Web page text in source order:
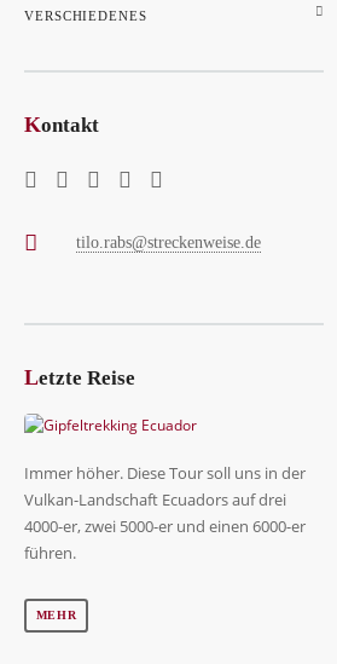
abgeparkt und da Hotel Check-In
war, ging es direkt zur ersten
Innenstadt. Es war noch trübe und
Erasmus-Brücke, aber je später, je
ergaben wir uns dieser
hier: der hufeisen-förmigen
Häusern, den Wolkenkratzern
Anlagen: dem Alten Hafen und der
Laurenskerk. Ein Kubus-Haus
von innen, laut Website sind von
Die Stadt wurde im
zerstört war, danach wurde hier ein
geplant. Es ist keine historisch
nur vereinzelte alte Gebäude
konnten hier ihre ganzen Ideen
moderne Skyline und Infrastruktur
der tiefste bewohnte Punkt der
unter dem Meeresspiegel, die Stadt
permanent mit Pumpen entwässert
Amsterdam. Für den Nachmittag
VERSCHIEDENES
Kontakt
tilo.rabs@streckenweise.de
Letzte Reise
Immer höher. Diese Tour soll uns in der
Vulkan-Landschaft Ecuadors auf drei
4000-er, zwei 5000-er und einen 6000-er
führen.
MEHR